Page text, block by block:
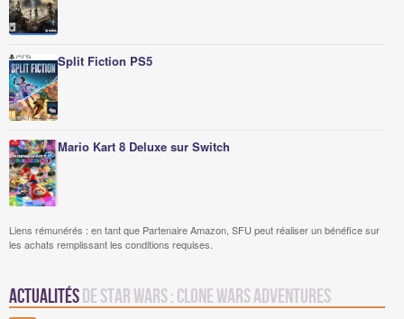
Split Fiction PS5
Mario Kart 8 Deluxe sur Switch
Liens rémunérés : en tant que Partenaire Amazon, SFU peut réaliser un bénéfice sur
les achats remplissant les conditions requises.
Actualités de Star Wars : Clone Wars Adventures